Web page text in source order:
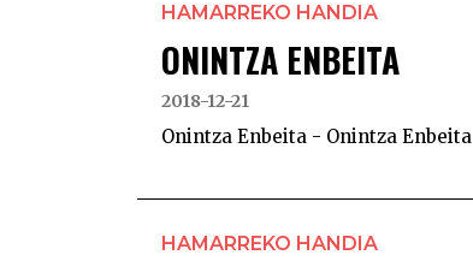
HAMARREKO HANDIA
ONINTZA ENBEITA
2018-12-21
Onintza Enbeita - Onintza Enbeita
HAMARREKO HANDIA